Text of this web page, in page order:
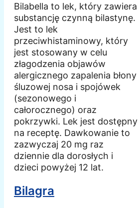
Bilabella to lek, który zawiera
substancję czynną bilastynę.
Jest to lek
przeciwhistaminowy, który
jest stosowany w celu
złagodzenia objawów
alergicznego zapalenia błony
śluzowej nosa i spojówek
(sezonowego i
całorocznego) oraz
pokrzywki. Lek jest dostępny
na receptę. Dawkowanie to
zazwyczaj 20 mg raz
dziennie dla dorosłych i
dzieci powyżej 12 lat.
Bilagra